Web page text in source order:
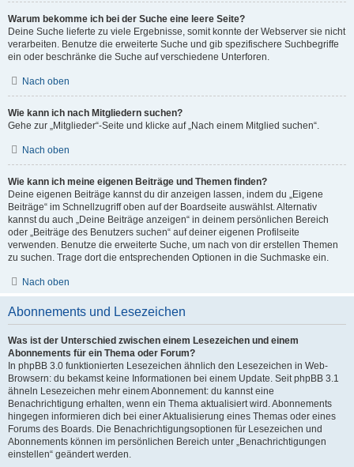
Warum bekomme ich bei der Suche eine leere Seite?
Deine Suche lieferte zu viele Ergebnisse, somit konnte der Webserver sie nicht
verarbeiten. Benutze die erweiterte Suche und gib spezifischere Suchbegriffe
ein oder beschränke die Suche auf verschiedene Unterforen.
Nach oben
Wie kann ich nach Mitgliedern suchen?
Gehe zur „Mitglieder“-Seite und klicke auf „Nach einem Mitglied suchen“.
Nach oben
Wie kann ich meine eigenen Beiträge und Themen finden?
Deine eigenen Beiträge kannst du dir anzeigen lassen, indem du „Eigene
Beiträge“ im Schnellzugriff oben auf der Boardseite auswählst. Alternativ
kannst du auch „Deine Beiträge anzeigen“ in deinem persönlichen Bereich
oder „Beiträge des Benutzers suchen“ auf deiner eigenen Profilseite
verwenden. Benutze die erweiterte Suche, um nach von dir erstellen Themen
zu suchen. Trage dort die entsprechenden Optionen in die Suchmaske ein.
Nach oben
Abonnements und Lesezeichen
Was ist der Unterschied zwischen einem Lesezeichen und einem
Abonnements für ein Thema oder Forum?
In phpBB 3.0 funktionierten Lesezeichen ähnlich den Lesezeichen in Web-
Browsern: du bekamst keine Informationen bei einem Update. Seit phpBB 3.1
ähneln Lesezeichen mehr einem Abonnement: du kannst eine
Benachrichtigung erhalten, wenn ein Thema aktualisiert wird. Abonnements
hingegen informieren dich bei einer Aktualisierung eines Themas oder eines
Forums des Boards. Die Benachrichtigungsoptionen für Lesezeichen und
Abonnements können im persönlichen Bereich unter „Benachrichtigungen
einstellen“ geändert werden.